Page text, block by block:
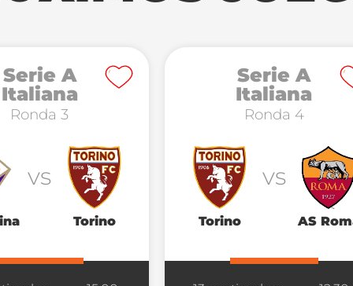
Serie A
Italiana
Ronda 3
vs
Torino
Serie A
Italiana
Ronda 4
Torino
vs
AS